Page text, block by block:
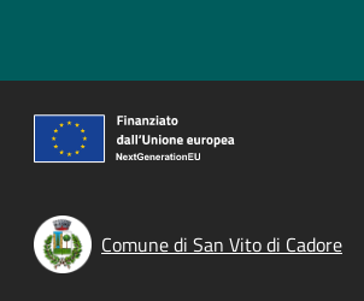
Comune di San Vito di Cadore